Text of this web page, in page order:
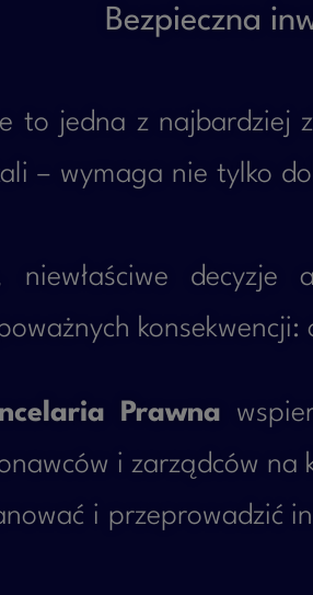
Bezpieczna
to jedna z najbardziej
– wymaga nie tylko
niewłaściwe
Prawna
i zarządców
i przeprowadzić